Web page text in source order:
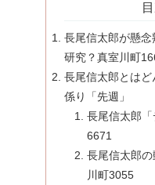
長尾信太郎が懸
研究？真室川町
長尾信太郎とは
係り「先週」
長尾信太郎
6671
長尾信太郎
川町3055